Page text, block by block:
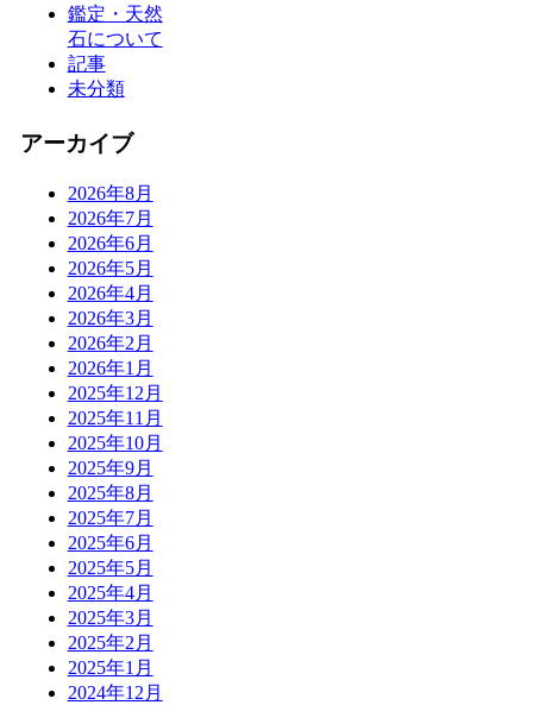
鑑定・天然
石について
記事
未分類
アーカイブ
2026年8月
2026年7月
2026年6月
2026年5月
2026年4月
2026年3月
2026年2月
2026年1月
2025年12月
2025年11月
2025年10月
2025年9月
2025年8月
2025年7月
2025年6月
2025年5月
2025年4月
2025年3月
2025年2月
2025年1月
2024年12月